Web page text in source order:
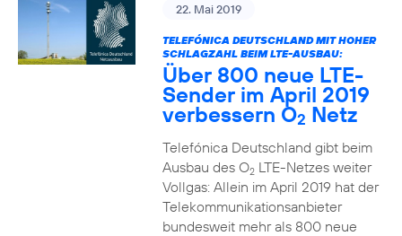
22. Mai 2019
TELEFÓNICA DEUTSCHLAND MIT HOHER
SCHLAGZAHL BEIM LTE-AUSBAU:
Über 800 neue LTE-
Sender im April 2019
verbessern O2 Netz
Telefónica Deutschland gibt beim
Ausbau des O2LTE-Netzes weiter
Vollgas: Allein im April 2019 hat der
Telekommunikationsanbieter
bundesweit mehr als 800 neue